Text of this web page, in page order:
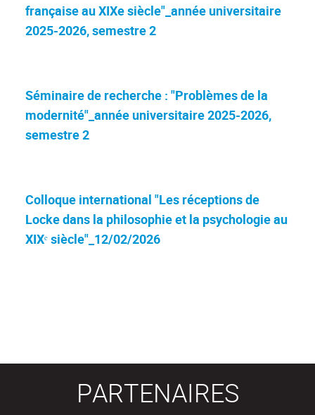
française au XIXe siècle"_année universitaire
2025-2026, semestre 2
Séminaire de recherche : "Problèmes de la
modernité"_année universitaire 2025-2026,
semestre 2
Colloque international "Les réceptions de
Locke dans la philosophie et la psychologie au
XIXᵉ siècle"_12/02/2026
PARTENAIRES